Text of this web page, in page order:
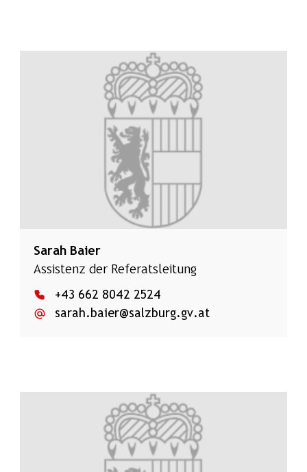
Sarah Baier
Assistenz der Referatsleitung
+43 662 8042 2524
sarah.baier@salzburg.gv.at